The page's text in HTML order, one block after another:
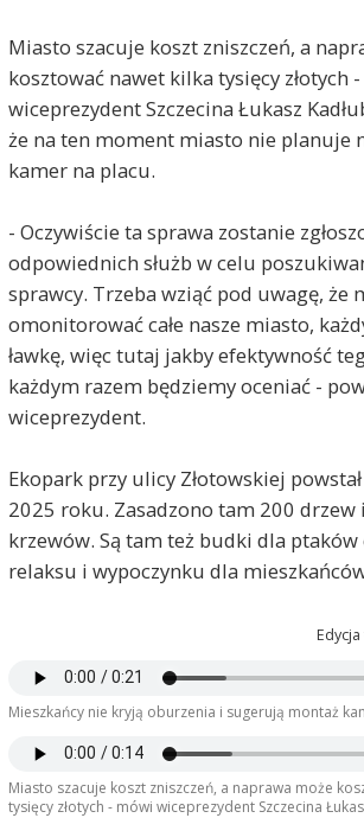
Miasto szacuje koszt zniszczeń, a
kosztować nawet kilka tysięcy złotych
wiceprezydent Szczecina Łukasz
że na ten moment miasto nie planuje
kamer na placu.
- Oczywiście ta sprawa zostanie
odpowiednich służb w celu
sprawcy. Trzeba wziąć pod uwagę, że
omonitorować całe nasze miasto,
ławkę, więc tutaj jakby efektywność
każdym razem będziemy oceniać -
wiceprezydent.
Ekopark przy ulicy Złotowskiej
2025 roku. Zasadzono tam 200 drzew
krzewów. Są tam też budki dla ptaków
relaksu i wypoczynku dla
Mieszkańcy nie kryją oburzenia i sugerują montaż
Miasto szacuje koszt zniszczeń, a naprawa może
tysięcy złotych - mówi wiceprezydent Szczecina